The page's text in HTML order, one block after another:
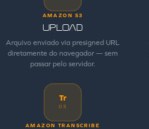
AMAZON S3
Upload
Arquivo enviado via presigned URL
diretamente do navegador — sem
passar pelo servidor.
Tr
03
AMAZON TRANSCRIBE